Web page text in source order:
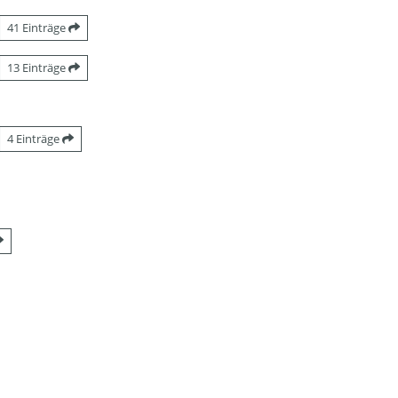
41 Einträge
13 Einträge
4 Einträge